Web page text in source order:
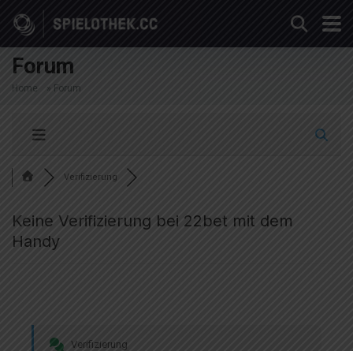
Forum
Home » Forum
Verifizierung
Keine Verifizierung bei 22bet mit dem
Handy
Verifizierung